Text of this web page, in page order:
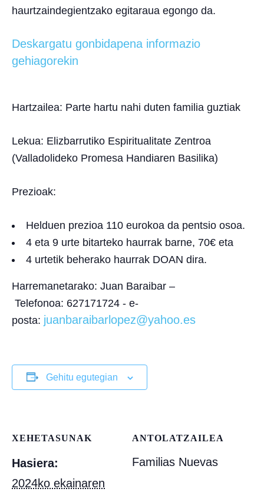
haurtzaindegientzako egitaraua egongo da.
Deskargatu gonbidapena informazio
gehiagorekin
Hartzailea: Parte hartu nahi duten familia guztiak
Lekua: Elizbarrutiko Espiritualitate Zentroa
(Valladolideko Promesa Handiaren Basilika)
Prezioak:
Helduen prezioa 110 eurokoa da pentsio osoa.
4 eta 9 urte bitarteko haurrak barne, 70€ eta
4 urtetik beherako haurrak DOAN dira.
Harremanetarako: Juan Baraibar –
Telefonoa: 627171724 - e-
posta: juanbaraibarlopez@yahoo.es
Gehitu egutegian
XEHETASUNAK
Hasiera:
2024ko ekainaren
ANTOLATZAILEA
Familias Nuevas